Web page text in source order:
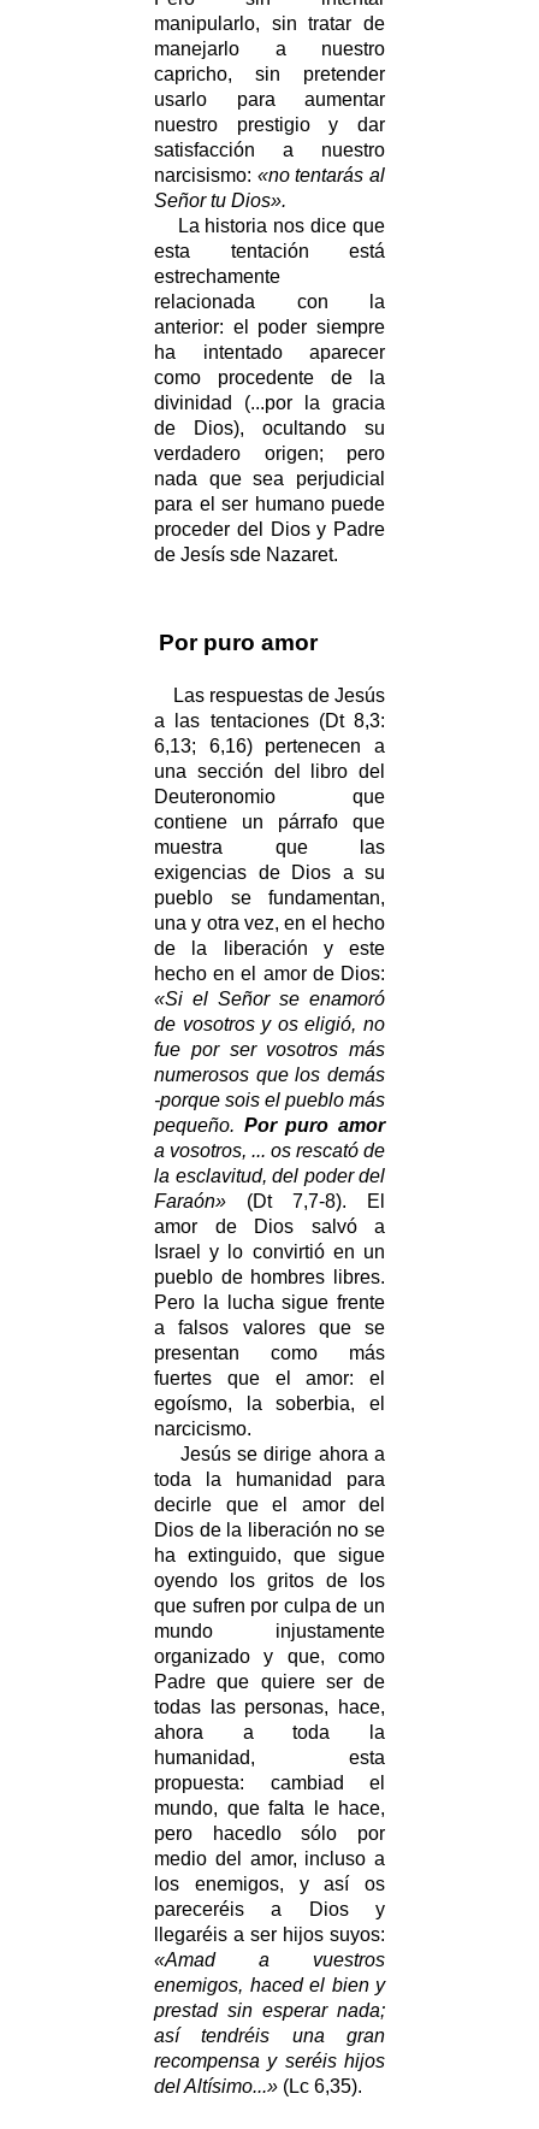
manipularlo, sin tratar de
manejarlo a nuestro
capricho, sin pretender
usarlo para aumentar
nuestro prestigio y dar
satisfacción a nuestro
narcisismo: «no tentarás al
Señor tu Dios».
La historia nos dice que
esta tentación está
estrechamente
relacionada con la
anterior: el poder siempre
ha intentado aparecer
como procedente de la
divinidad (...por la gracia
de Dios), ocultando su
verdadero origen; pero
nada que sea perjudicial
para el ser humano puede
proceder del Dios y Padre
de Jesís sde Nazaret.
Por puro amor
Las respuestas de Jesús
a las tentaciones (Dt 8,3:
6,13; 6,16) pertenecen a
una sección del libro del
Deuteronomio que
contiene un párrafo que
muestra que las
exigencias de Dios a su
pueblo se fundamentan,
una y otra vez, en el hecho
de la liberación y este
hecho en el amor de Dios:
«Si el Señor se enamoró
de vosotros y os eligió, no
fue por ser vosotros más
numerosos que los demás
-porque sois el pueblo más
pequeño. Por puro amor
a vosotros, ... os rescató de
la esclavitud, del poder del
Faraón» (Dt 7,7-8). El
amor de Dios salvó a
Israel y lo convirtió en un
pueblo de hombres libres.
Pero la lucha sigue frente
a falsos valores que se
presentan como más
fuertes que el amor: el
egoísmo, la soberbia, el
narcicismo.
Jesús se dirige ahora a
toda la humanidad para
decirle que el amor del
Dios de la liberación no se
ha extinguido, que sigue
oyendo los gritos de los
que sufren por culpa de un
mundo injustamente
organizado y que, como
Padre que quiere ser de
todas las personas, hace,
ahora a toda la
humanidad, esta
propuesta: cambiad el
mundo, que falta le hace,
pero hacedlo sólo por
medio del amor, incluso a
los enemigos, y así os
pareceréis a Dios y
llegaréis a ser hijos suyos:
«Amad a vuestros
enemigos, haced el bien y
prestad sin esperar nada;
así tendréis una gran
recompensa y seréis hijos
del Altísimo...» (Lc 6,35).